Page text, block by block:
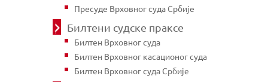
Пресуде Врховног суда Србије
Билтени судске праксе
Билтен Врховног суда
Билтен Врховног касационог суда
Билтен Врховног суда Србије